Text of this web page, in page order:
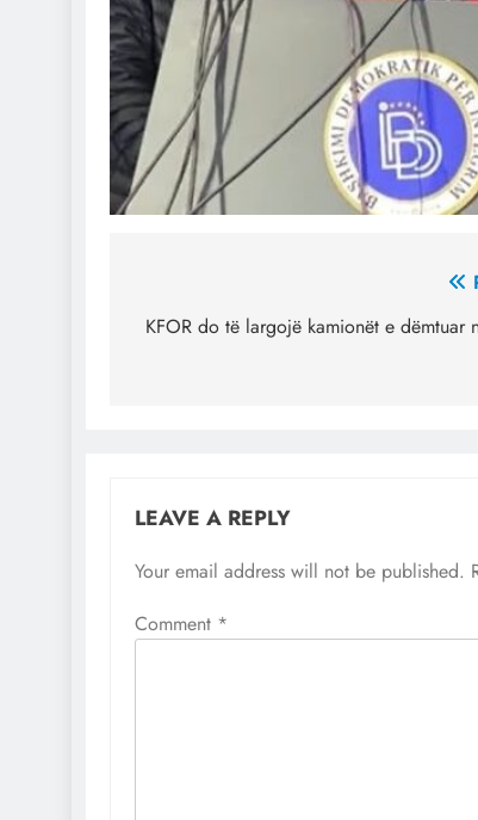
navigation
KFOR do të largojë kamionët e dëmtuar
LEAVE A REPLY
Your email address will not be published.
Comment *